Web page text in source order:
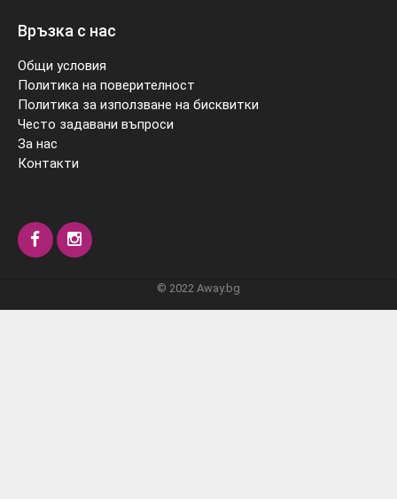
Връзка с нас
Общи условия
Политика на поверителност
Политика за използване на бисквитки
Често задавани въпроси
За нас
Контакти
© 2022 Away.bg